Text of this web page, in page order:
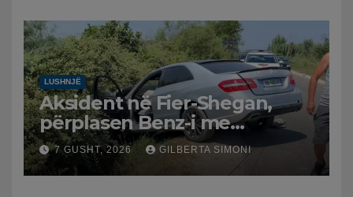
LUSHNJË
Aksident në Fier-Shegan,
përplasen Benz-i me
furgonin, plagoset një i
moshuar
7 GUSHT, 2026 GILBERTA SIMONI